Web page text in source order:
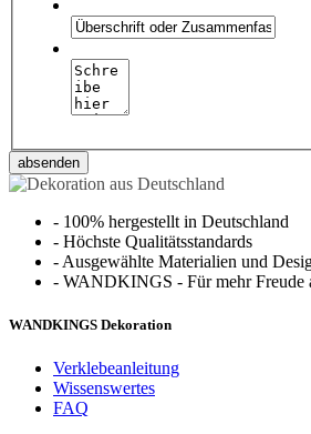
absenden
- 100% hergestellt in Deutschland
- Höchste Qualitätsstandards
- Ausgewählte Materialien und
- WANDKINGS - Für mehr Freude
WANDKINGS Dekoration
Verklebeanleitung
Wissenswertes
FAQ